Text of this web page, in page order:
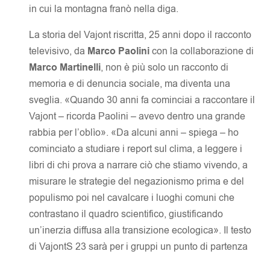
in cui la montagna franò nella diga.
La storia del Vajont riscritta, 25 anni dopo il racconto
televisivo, da Marco Paolinicon la collaborazione di
Marco Martinelli, non è più solo un racconto di
memoria e di denuncia sociale, ma diventa una
sveglia. «Quando 30 anni fa cominciai a raccontare il
Vajont – ricorda Paolini – avevo dentro una grande
rabbia per l’oblìo». «Da alcuni anni – spiega – ho
cominciato a studiare i report sul clima, a leggere i
libri di chi prova a narrare ciò che stiamo vivendo, a
misurare le strategie del negazionismo prima e del
populismo poi nel cavalcare i luoghi comuni che
contrastano il quadro scientifico, giustificando
un’inerzia diffusa alla transizione ecologica». Il testo
di VajontS 23 sarà per i gruppi un punto di partenza